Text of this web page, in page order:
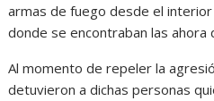
armas de fuego desde el
donde se encontraban las ahora
Al momento de repeler la
detuvieron a dichas personas